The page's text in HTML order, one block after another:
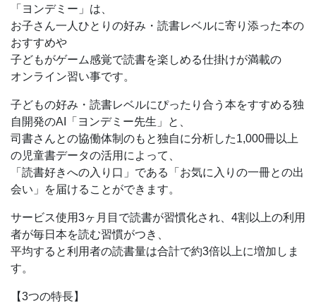
「ヨンデミー」は、
お子さん一人ひとりの好み・読書レベルに寄り添った本の
おすすめや
子どもがゲーム感覚で読書を楽しめる仕掛けが満載の
オンライン習い事です。
子どもの好み・読書レベルにぴったり合う本をすすめる独
自開発のAI「ヨンデミー先生」と、
司書さんとの協働体制のもと独自に分析した1,000冊以上
の児童書データの活用によって、
「読書好きへの入り口」である「お気に入りの一冊との出
会い」を届けることができます。
サービス使用3ヶ月目で読書が習慣化され、4割以上の利用
者が毎日本を読む習慣がつき、
平均すると利用者の読書量は合計で約3倍以上に増加しま
す。
【3つの特長】